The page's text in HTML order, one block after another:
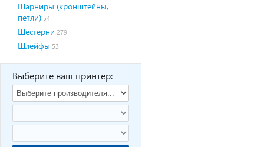
Шарниры (кронштейны,
петли) 54
Шестерни 279
Шлейфы 53
Выберите ваш принтер: